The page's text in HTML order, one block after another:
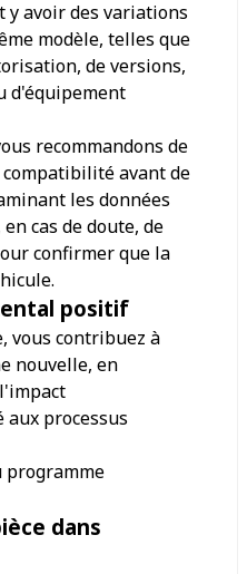
avoir des variations
modèle, telles que
de versions,
d'équipement
recommandons de
avant de
les données
cas de doute, de
confirmer que la
positif
vous contribuez à
nouvelle, en
processus
programme
dans